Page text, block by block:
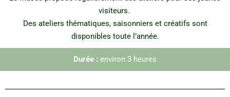
visiteurs.
Des ateliers thématiques, saisonniers et créatifs sont
disponibles toute l’année.
Durée : environ 3 heures